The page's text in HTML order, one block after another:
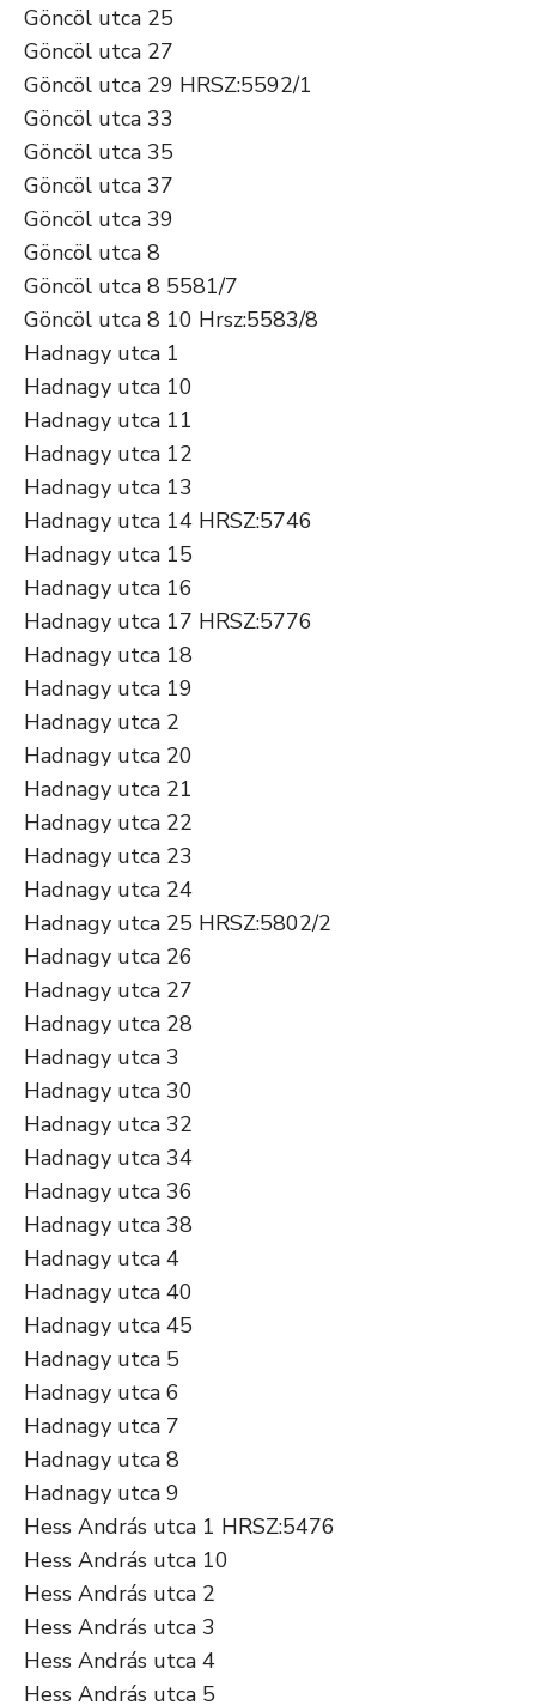
Göncöl utca 25
Göncöl utca 27
Göncöl utca 29 HRSZ:5592/1
Göncöl utca 33
Göncöl utca 35
Göncöl utca 37
Göncöl utca 39
Göncöl utca 8
Göncöl utca 8 5581/7
Göncöl utca 8 10 Hrsz:5583/8
Hadnagy utca 1
Hadnagy utca 10
Hadnagy utca 11
Hadnagy utca 12
Hadnagy utca 13
Hadnagy utca 14 HRSZ:5746
Hadnagy utca 15
Hadnagy utca 16
Hadnagy utca 17 HRSZ:5776
Hadnagy utca 18
Hadnagy utca 19
Hadnagy utca 2
Hadnagy utca 20
Hadnagy utca 21
Hadnagy utca 22
Hadnagy utca 23
Hadnagy utca 24
Hadnagy utca 25 HRSZ:5802/2
Hadnagy utca 26
Hadnagy utca 27
Hadnagy utca 28
Hadnagy utca 3
Hadnagy utca 30
Hadnagy utca 32
Hadnagy utca 34
Hadnagy utca 36
Hadnagy utca 38
Hadnagy utca 4
Hadnagy utca 40
Hadnagy utca 45
Hadnagy utca 5
Hadnagy utca 6
Hadnagy utca 7
Hadnagy utca 8
Hadnagy utca 9
Hess András utca 1 HRSZ:5476
Hess András utca 10
Hess András utca 2
Hess András utca 3
Hess András utca 4
Hess András utca 5